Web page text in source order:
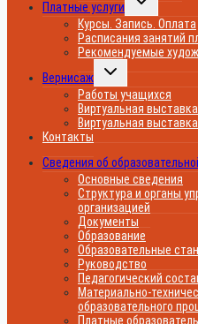
Платные услуги
меню
Курсы. Запись. Оплата
Расписания занятий
Рекомендуемые
Вернисаж
Переключить
меню
Работы учащихся
Виртуальная
Виртуальная
Контакты
Сведения об
Основные сведения
Структура и органы
организацией
Документы
Образование
Образовательные
Руководство
Педагогический
Материально-
образовательного
Платные